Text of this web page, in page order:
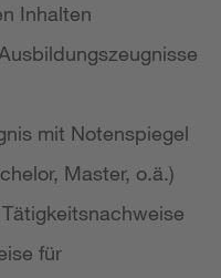
Inhalten
mit Notenspiegel
Master, o.ä.)
für